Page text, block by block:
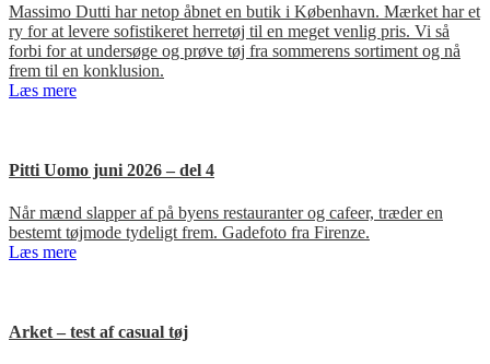
Massimo Dutti har netop åbnet en butik i København. Mærket har et
ry for at levere sofistikeret herretøj til en meget venlig pris. Vi så
forbi for at undersøge og prøve tøj fra sommerens sortiment og nå
frem til en konklusion.
Læs mere
Pitti Uomo juni 2026 – del 4
Når mænd slapper af på byens restauranter og cafeer, træder en
bestemt tøjmode tydeligt frem. Gadefoto fra Firenze.
Læs mere
Arket – test af casual tøj